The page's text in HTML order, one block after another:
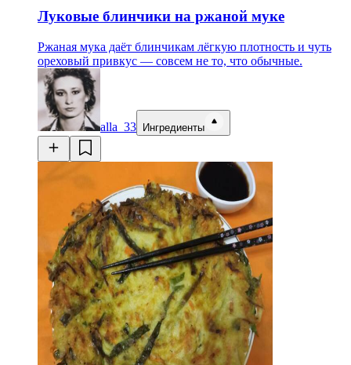
Луковые блинчики на ржаной муке
Ржаная мука даёт блинчикам лёгкую плотность и чуть
ореховый привкус — совсем не то, что обычные.
alla_33 Ингредиенты